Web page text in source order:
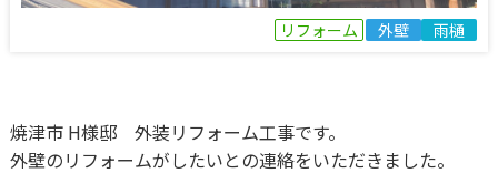
リフォーム 外壁 雨樋
焼津市 H様邸 外装リフォーム工事です。
外壁のリフォームがしたいとの連絡をいただきました。